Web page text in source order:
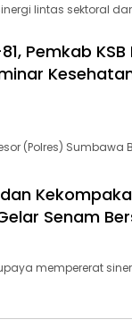
lintas sektoral
Pemkab
(Polres)
Senam
mempererat